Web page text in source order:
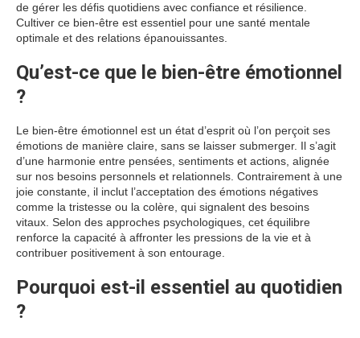
de gérer les défis quotidiens avec confiance et résilience.
Cultiver ce bien-être est essentiel pour une santé mentale
optimale et des relations épanouissantes.
Qu’est-ce que le bien-être émotionnel
?
Le bien-être émotionnel est un état d’esprit où l’on perçoit ses
émotions de manière claire, sans se laisser submerger. Il s’agit
d’une harmonie entre pensées, sentiments et actions, alignée
sur nos besoins personnels et relationnels. Contrairement à une
joie constante, il inclut l’acceptation des émotions négatives
comme la tristesse ou la colère, qui signalent des besoins
vitaux. Selon des approches psychologiques, cet équilibre
renforce la capacité à affronter les pressions de la vie et à
contribuer positivement à son entourage.
Pourquoi est-il essentiel au quotidien
?